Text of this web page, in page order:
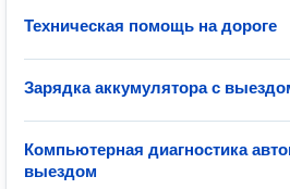
Техническая помощь на дороге
Зарядка аккумулятора с
Компьютерная диагностика
выездом